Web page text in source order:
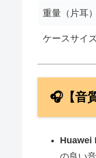
重量（片耳）
ケースサイ
🎧【音
Huawei